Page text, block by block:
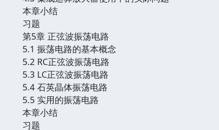
本章小结
习题
第5章 正弦波振荡电路
5.1 振荡电路的基本概念
5.2 RC正弦波振荡电路
5.3 LC正弦波振荡电路
5.4 石英晶体振荡电路
5.5 实用的振荡电路
本章小结
习题